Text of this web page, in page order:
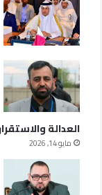
العدالة
مايو 14, 2026